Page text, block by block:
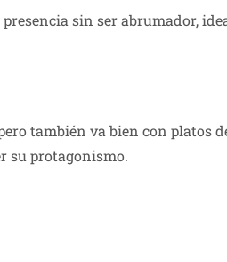
sin ser abrumador,
también va bien con platos
su protagonismo.